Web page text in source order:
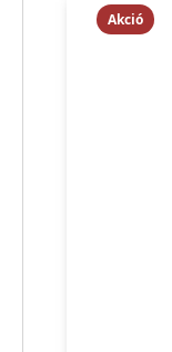
Akció